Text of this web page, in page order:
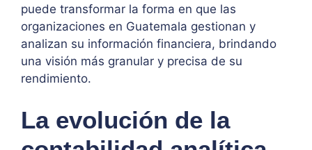
puede transformar la forma en que las
organizaciones en Guatemala gestionan y
analizan su información financiera, brindando
una visión más granular y precisa de su
rendimiento.
La evolución de la